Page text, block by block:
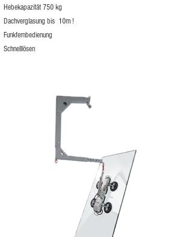
Hebekapazität 750 kg
Dachverglasung bis 10m !
Funkfernbedienung
Schnelllösen